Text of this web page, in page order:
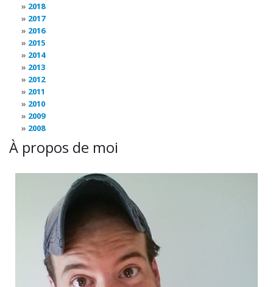
2018
2017
2016
2015
2014
2013
2012
2011
2010
2009
2008
À propos de moi